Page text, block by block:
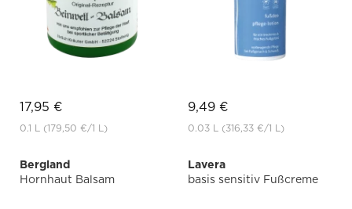
17,95 €
0.1 L (179,50 €/1 L)
9,49 €
0.03 L (316,33 €/1 L)
Bergland
Hornhaut Balsam
Lavera
basis sensitiv Fußcreme